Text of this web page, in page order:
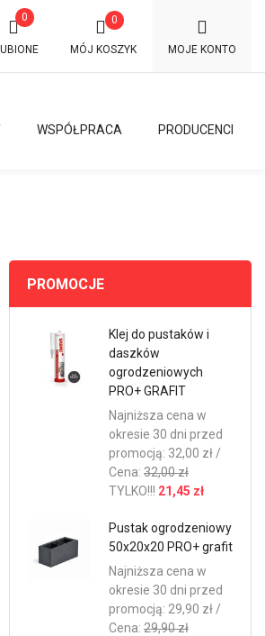
0
MÓJ KOSZYK
0
MOJE KONTO
PRODUCENCI
WSPÓŁPRACA
PROMOCJE
Klej do pustaków i
daszków
ogrodzeniowych
PRO+ GRAFIT
Najniższa cena w
okresie 30 dni przed
promocją: 32,00 zł /
Cena: 32,00 zł
TYLKO!!! 21,45 zł
Pustak ogrodzeniowy
50x20x20 PRO+ grafit
Najniższa cena w
okresie 30 dni przed
promocją: 29,90 zł /
Cena: 29,90 zł